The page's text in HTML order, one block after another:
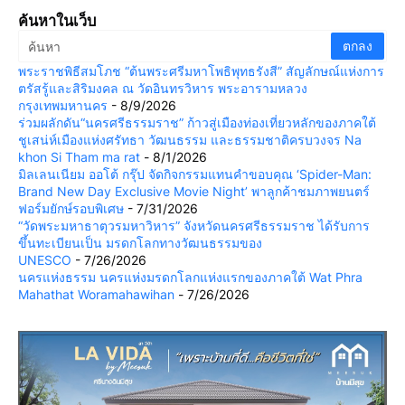
ค้นหาในเว็บ
พระราชพิธีสมโภช “ต้นพระศรีมหาโพธิพุทธรังสี” สัญลักษณ์แห่งการ
ตรัสรู้และสิริมงคล ณ วัดอินทรวิหาร พระอารามหลวง
กรุงเทพมหานคร - 8/9/2026
ร่วมผลักดัน“นครศรีธรรมราช” ก้าวสู่เมืองท่องเที่ยวหลักของภาคใต้
ชูเสน่ห์เมืองแห่งศรัทธา วัฒนธรรม และธรรมชาติครบวงจร Na
khon Si Tham ma rat - 8/1/2026
มิลเลนเนียม ออโต้ กรุ๊ป จัดกิจกรรมแทนคำขอบคุณ ‘Spider-Man:
Brand New Day Exclusive Movie Night’ พาลูกค้าชมภาพยนตร์
ฟอร์มยักษ์รอบพิเศษ - 7/31/2026
“วัดพระมหาธาตุวรมหาวิหาร” จังหวัดนครศรีธรรมราช ได้รับการ
ขึ้นทะเบียนเป็น มรดกโลกทางวัฒนธรรมของ
UNESCO - 7/26/2026
นครแห่งธรรม นครแห่งมรดกโลกแห่งแรกของภาคใต้ Wat Phra
Mahathat Woramahawihan - 7/26/2026